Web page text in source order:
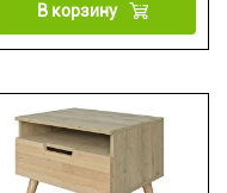
В корзину